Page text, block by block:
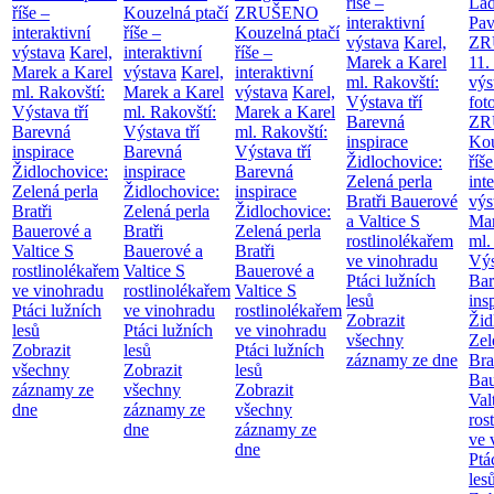
říše –
interaktivní
výstava Karel,
Marek a Karel
ml. Rakovští:
Výstava tří
Barevná
inspirace
Židlochovice:
Zelená perla
Bratři
Bauerové a
Valtice S
rostlinolékařem
ve vinohradu
Ptáci lužních
lesů
Zobrazit
všechny
záznamy ze
dne
Kouzelná ptačí
říše –
interaktivní
výstava Karel,
Marek a Karel
ml. Rakovští:
Výstava tří
Barevná
inspirace
Židlochovice:
Zelená perla
Bratři
Bauerové a
Valtice S
rostlinolékařem
ve vinohradu
Ptáci lužních
lesů
Zobrazit
všechny
záznamy ze
dne
ZRUŠENO
Kouzelná ptačí
říše –
interaktivní
výstava Karel,
Marek a Karel
ml. Rakovští:
Výstava tří
Barevná
inspirace
Židlochovice:
Zelená perla
Bratři
Bauerové a
Valtice S
rostlinolékařem
ve vinohradu
Ptáci lužních
lesů
Zobrazit
všechny
záznamy ze
dne
interaktivní
výstava Karel,
Marek a Karel
ml. Rakovští:
Výstava tří
Barevná
inspirace
Židlochovice:
Zelená perla
Bratři Bauerové
a Valtice S
rostlinolékařem
ve vinohradu
Ptáci lužních
lesů
Zobrazit
všechny
záznamy ze dne
ml.
ve